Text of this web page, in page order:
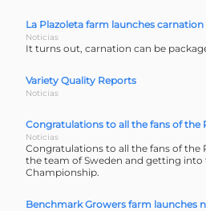
La Plazoleta farm launches
Noticias
It turns out, carnation can be
Variety Quality Reports
Noticias
Congratulations to all the fans of the
Noticias
Congratulations to all the fans of
the team of Sweden and getting
Championship.
Benchmark Growers farm launches